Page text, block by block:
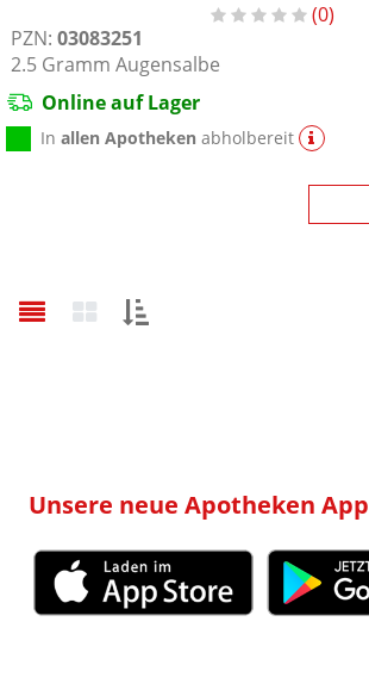
0
PZN: 03083251
2.5 Gramm Augensalbe
Online auf Lager
Inallen Apotheken abholbereit
Unsere neue Apotheken App